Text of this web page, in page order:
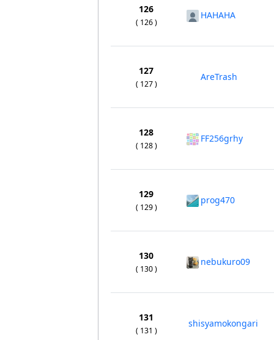
126
( 126 )
HAHAHA
127
( 127 )
AreTrash
128
( 128 )
FF256grhy
129
( 129 )
prog470
130
( 130 )
nebukuro09
131
( 131 )
shisyamokongari